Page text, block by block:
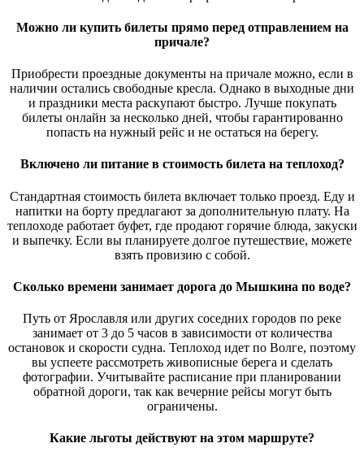
Можно ли купить билеты прямо перед отправлением на
причале?
Приобрести проездные документы на причале можно, если в
наличии остались свободные кресла. Однако в выходные дни
и праздники места раскупают быстро. Лучше покупать
билеты онлайн за несколько дней, чтобы гарантированно
попасть на нужный рейс и не остаться на берегу.
Включено ли питание в стоимость билета на теплоход?
Стандартная стоимость билета включает только проезд. Еду и
напитки на борту предлагают за дополнительную плату. На
теплоходе работает буфет, где продают горячие блюда, закуски
и выпечку. Если вы планируете долгое путешествие, можете
взять провизию с собой.
Сколько времени занимает дорога до Мышкина по воде?
Путь от Ярославля или других соседних городов по реке
занимает от 3 до 5 часов в зависимости от количества
остановок и скорости судна. Теплоход идет по Волге, поэтому
вы успеете рассмотреть живописные берега и сделать
фотографии. Учитывайте расписание при планировании
обратной дороги, так как вечерние рейсы могут быть
ограничены.
Какие льготы действуют на этом маршруте?